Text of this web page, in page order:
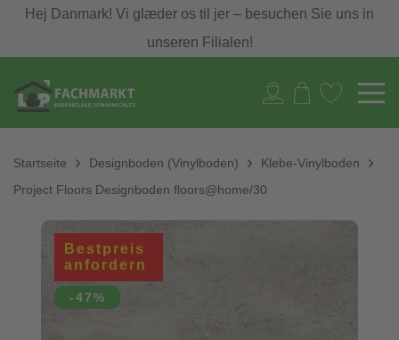
Hej Danmark! Vi glæder os til jer – besuchen Sie uns in
unseren Filialen!
Startseite Designboden (Vinylboden)
Klebe-Vinylboden
Project Floors Designboden floors@home/30
Bestpreis
anfordern
-47%